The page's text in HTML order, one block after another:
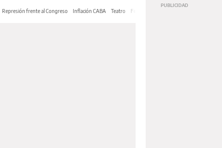
Represión frente al Congreso Inflación CABA Teatro Feria de Editores